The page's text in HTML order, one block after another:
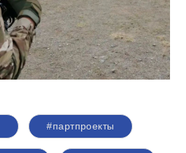
#партпроекты